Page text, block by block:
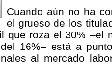
Cuando aún no ha
el grueso de los
que roza el 30% –el
16%– está a
al mercado